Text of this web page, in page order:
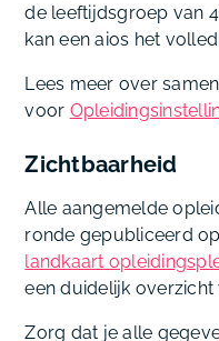
de leeftijdsgroep van
kan een aios het
Lees meer over
voor
Zichtbaarheid
Alle aangemelde
ronde gepubliceerd
landkaart
een duidelijk
Zorg dat je alle